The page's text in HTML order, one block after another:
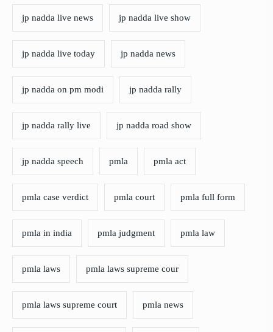
jp nadda live news jp nadda live show
jp nadda live today jp nadda news
jp nadda on pm modi jp nadda rally
jp nadda rally live jp nadda road show
jp nadda speech pmla pmla act
pmla case verdict pmla court pmla full form
pmla in india pmla judgment pmla law
pmla laws pmla laws supreme cour
pmla laws supreme court pmla news